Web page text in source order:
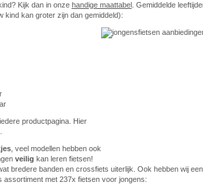
Kijk dan in onze handige maattabel. Gemiddelde
kind kan groter zijn dan gemiddeld):
productpagina. Hier
, veel modellen hebben ook
veilig kan leren fietsen!
bredere banden en crossfiets uiterlijk. Ook hebben wij
assortiment met 237x fietsen voor jongens: